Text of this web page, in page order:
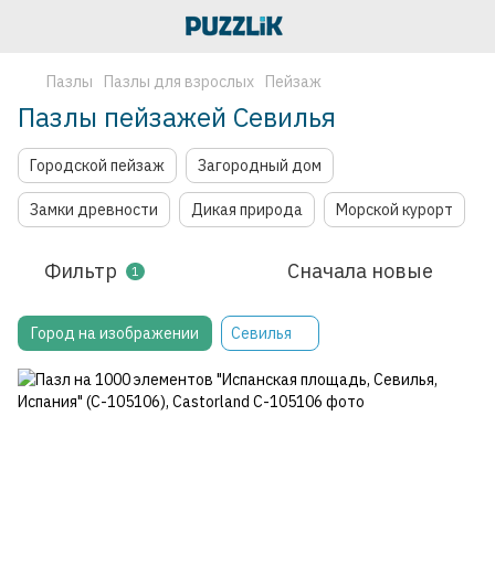
Пазлы Пазлы для взрослых Пейзаж
Пазлы пейзажей Севилья
Городской пейзаж Загородный дом
Замки древности Дикая природа Морской курорт
Фильтр 1 Сначала новые
Город на изображении Севилья